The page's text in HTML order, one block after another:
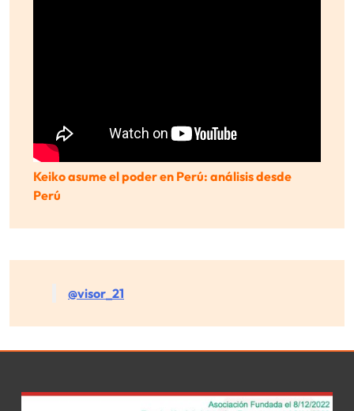
Keiko asume el poder en Perú: análisis desde
Perú
@visor_21